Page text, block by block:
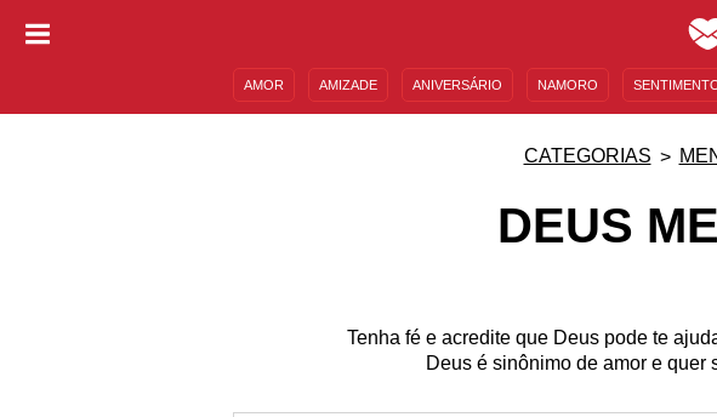
AMOR AMIZADE ANIVERSÁRIO NAMORO
CATEGORIAS
DEUS
Tenha fé e acredite que Deus pode te
Deus é sinônimo de amor e quer